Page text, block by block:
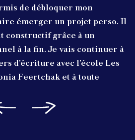
de débloquer mon
émerger un projet perso. Il
constructif grâce à un
à la fin. Je vais continuer à
d’écriture avec l’école Les
Feertchak et à toute